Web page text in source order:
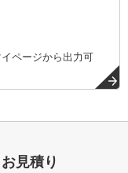
ページから出力可
見積り